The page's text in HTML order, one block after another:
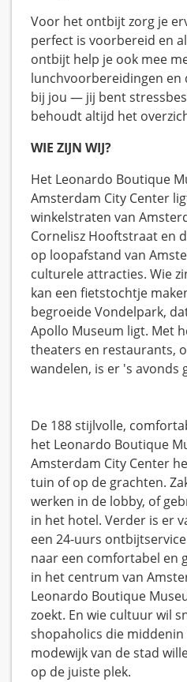
Voor het ontbijt zorg je
perfect is voorbereid en
ontbijt help je ook mee
lunchvoorbereidingen en
bij jou — jij bent
behoudt altijd het
WIE ZIJN WIJ?
Het Leonardo Boutique
Amsterdam City Center
winkelstraten van
Cornelisz Hooftstraat en
op loopafstand van
culturele attracties. Wie
kan een fietstochtje
begroeide Vondelpark,
Apollo Museum ligt. Met
theaters en restaurants,
wandelen, is er 's avonds
De 188 stijlvolle,
het Leonardo Boutique
Amsterdam City Center
tuin of op de grachten.
werken in de lobby, of
in het hotel. Verder is er
een 24-uurs
naar een comfortabel en
in het centrum van
Leonardo Boutique
zoekt. En wie cultuur wil
shopaholics die
modewijk van de stad
op de juiste plek.